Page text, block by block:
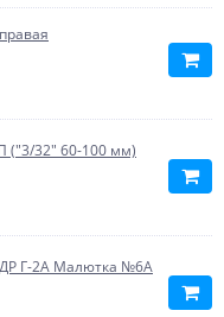
("3/32" 60-100 мм)
Г-2А Малютка №6А